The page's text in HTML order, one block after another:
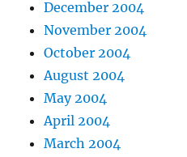
December 2004
November 2004
October 2004
August 2004
May 2004
April 2004
March 2004